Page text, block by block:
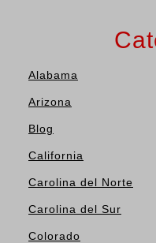
Alabama
Arizona
Blog
California
Carolina del Norte
Carolina del Sur
Colorado